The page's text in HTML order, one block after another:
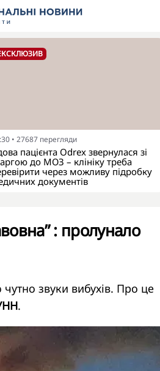
• 27687 перегляди
пацієнта Odrex звернулася зі
до МОЗ – клініку треба
через можливу підробку
документів
: пролунало
чутно звуки вибухів. Про це
.